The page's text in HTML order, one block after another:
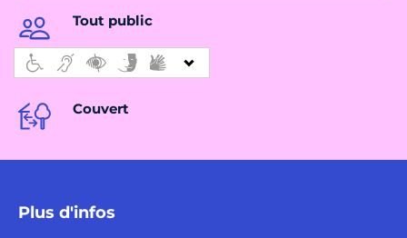
Tout public
Couvert
Plus d'infos